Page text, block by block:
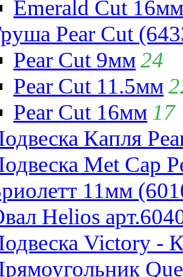
Emerald Cut 16мм
Pear Cut
Pear Cut 9мм24
Pear Cut 11.5мм
Pear Cut 16мм 17
Капля
Met Cap
11мм
Helios
Victory -